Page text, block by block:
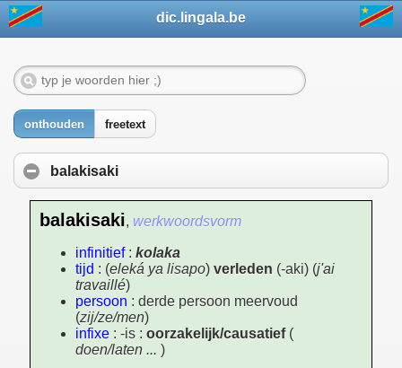
dic.lingala.be
onthouden freetext
balakisaki
balakisaki, werkwoordsvorm
infinitief: kolaka
tijd : (eleká ya lisapo) verleden (-aki) (j'ai
travaillé)
persoon : derde persoon meervoud
(zij/ze/men)
infixe : -is : oorzakelijk/causatief(
doen/laten ... )